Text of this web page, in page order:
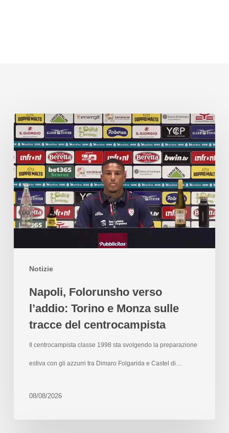
Notizie
Napoli, Folorunsho verso
l’addio: Torino e Monza sulle
tracce del centrocampista
Il centrocampista classe 1998 sta svolgendo la preparazione
estiva con gli azzurri tra Dimaro Folgarida e Castel di…
08/08/2026